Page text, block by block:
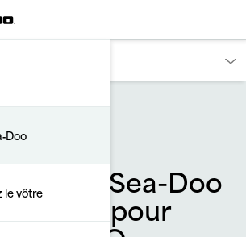
le vôtre à la Sea-Doo
pour